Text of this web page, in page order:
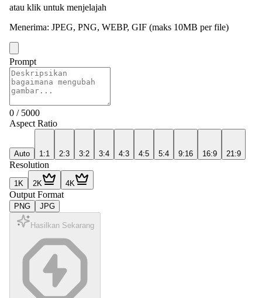
atau klik untuk menjelajah
Menerima: JPEG, PNG, WEBP, GIF (maks 10MB per file)
Prompt
0 / 5000
Aspect Ratio
Auto 1:1 2:3 3:2 3:4 4:3 4:5 5:4 9:16 16:9 21:9
Resolution
1K 2K 4K
Output Format
PNG JPG
Hasilkan Sekarang